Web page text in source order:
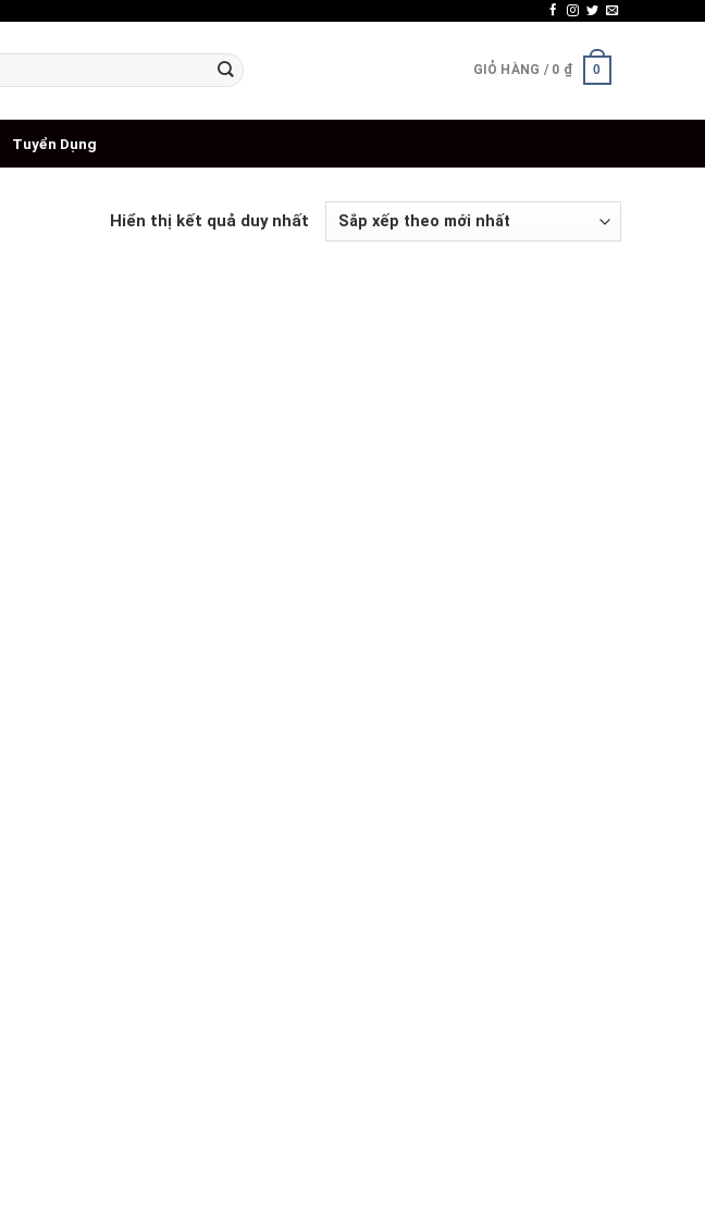
GIỎ HÀNG / 0 ₫ 0
Tuyển Dụng
Hiển thị kết quả duy nhất